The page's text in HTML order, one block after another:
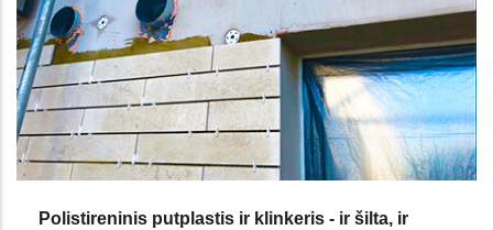
Polistireninis putplastis ir klinkeris - ir šilta, ir